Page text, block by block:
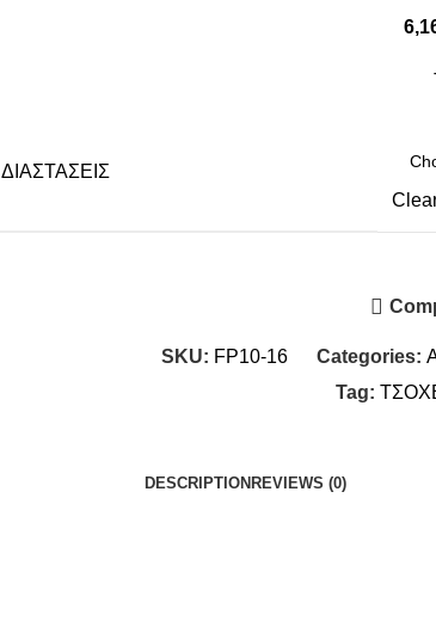
ΔΙΑΣΤΆΣΕΙΣ
SKU: FP10-16 Categories:
Tag:
DESCRIPTIONREVIEWS (0)